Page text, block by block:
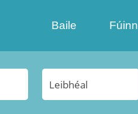
Baile Fúinn